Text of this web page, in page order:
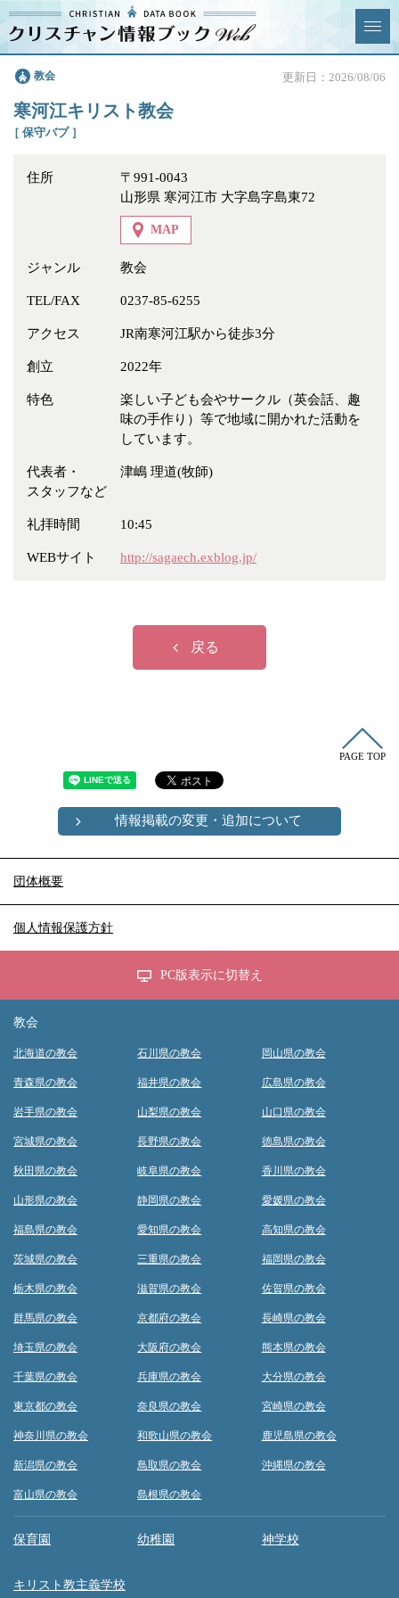
クリスチャン
情報ブックとは
News & Topics
よくあるご質問
教会 学校・幼稚園・神学校
特別集会奉仕者
冠婚葬祭 各種団体
お店・企業・その他
フリーワード
教会 更新日：2026/08/06
寒河江キリスト教会
［ 保守バプ ］
住所
〒991-0043
山形県 寒河江市 大字島字島東72
MAP
ジャンル 教会
TEL/FAX 0237-85-6255
アクセス JR南寒河江駅から徒歩3分
創立 2022年
特色
楽しい子ども会やサークル（英会話、趣
味の手作り）等で地域に開かれた活動を
しています。
代表者・
スタッフなど
津嶋 理道(牧師)
礼拝時間 10:45
WEBサイト http://sagaech.exblog.jp/
戻る
PAGE TOP
情報掲載の変更・追加について
団体概要
個人情報保護方針
PC版表示に切替え
教会
北海道の教会
青森県の教会
岩手県の教会
宮城県の教会
秋田県の教会
山形県の教会
福島県の教会
茨城県の教会
栃木県の教会
群馬県の教会
埼玉県の教会
千葉県の教会
東京都の教会
神奈川県の教会
新潟県の教会
富山県の教会
石川県の教会
福井県の教会
山梨県の教会
長野県の教会
岐阜県の教会
静岡県の教会
愛知県の教会
三重県の教会
滋賀県の教会
京都府の教会
大阪府の教会
兵庫県の教会
奈良県の教会
和歌山県の教会
鳥取県の教会
島根県の教会
岡山県の教会
広島県の教会
山口県の教会
徳島県の教会
香川県の教会
愛媛県の教会
高知県の教会
福岡県の教会
佐賀県の教会
長崎県の教会
熊本県の教会
大分県の教会
宮崎県の教会
鹿児島県の教会
沖縄県の教会
保育園 幼稚園 神学校
キリスト教主義学校